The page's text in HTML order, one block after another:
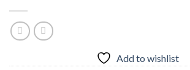
Add to wishlist